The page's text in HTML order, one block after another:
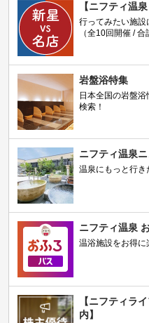
【ニフティ温
行ってみたい施設
（全10回開催 / 合
岩盤浴特集
日本全国の岩盤
検索！
ニフティ温泉
温泉にもっと行き
ニフティ温泉
温浴施設をお得に
【ニフティラ
内】